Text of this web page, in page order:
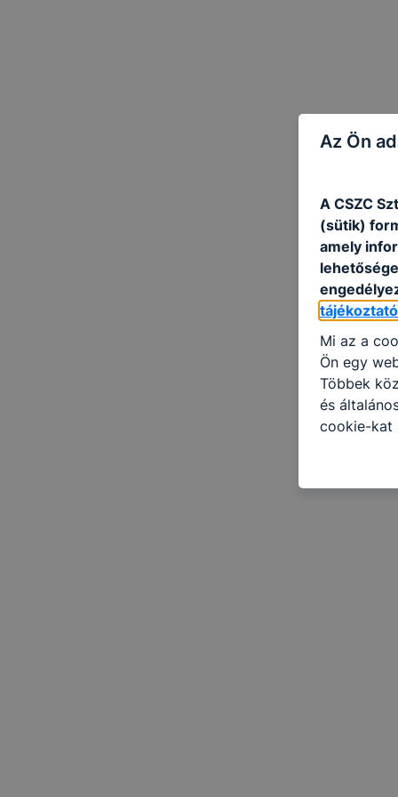
Az Ön
A CSZC
(sütik)
amely
Mi az a
Ön egy
Többek
és
cookie-kat
honlap
hogyan
cookie-
a cookie-
mivel a
lesznek